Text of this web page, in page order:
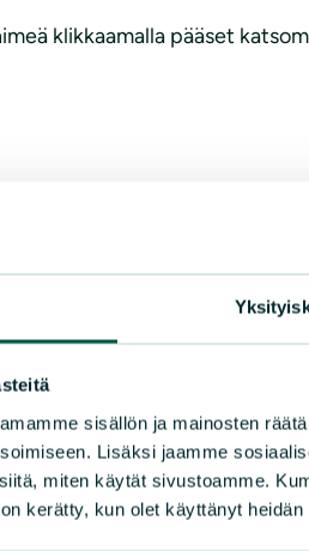
sisällön ja mainosten
Lisäksi jaamme
miten käytät sivustoamme.
kerätty, kun olet käyttänyt heidän
klikkaamalla pääset
Noljakan asukasyhdistyksen